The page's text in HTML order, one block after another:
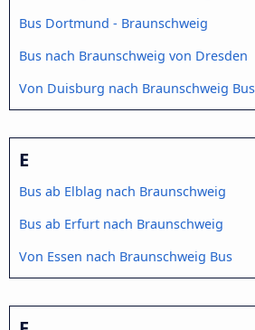
Bus Dortmund - Braunschweig
Bus nach Braunschweig von Dresden
Von Duisburg nach Braunschweig Bus
E
Bus ab Elblag nach Braunschweig
Bus ab Erfurt nach Braunschweig
Von Essen nach Braunschweig Bus